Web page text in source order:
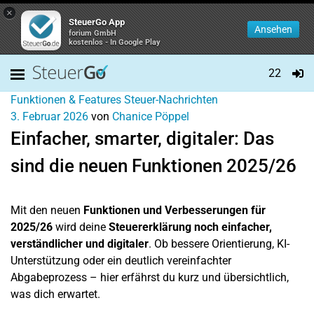
×
SteuerGo App
forium GmbH
kostenlos - In Google Play
Ansehen
22
Funktionen & Features Steuer-Nachrichten
3. Februar 2026 von Chanice Pöppel
Einfacher, smarter, digitaler: Das
sind die neuen Funktionen 2025/26
Mit den neuen Funktionen und Verbesserungen für
2025/26 wird deine Steuererklärung noch einfacher,
verständlicher und digitaler. Ob bessere Orientierung, KI-
Unterstützung oder ein deutlich vereinfachter
Abgabeprozess – hier erfährst du kurz und übersichtlich,
was dich erwartet.